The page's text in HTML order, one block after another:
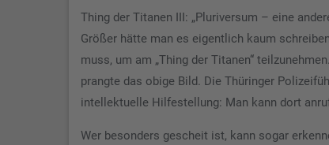
Thing der Titanen III: „Pluriversum – eine
Größer hätte man es eigentlich kaum
muss, um am „Thing der Titanen“
prangte das obige Bild. Die Thüringer
intellektuelle Hilfestellung: Man kann dort
Wer besonders gescheit ist, kann sogar